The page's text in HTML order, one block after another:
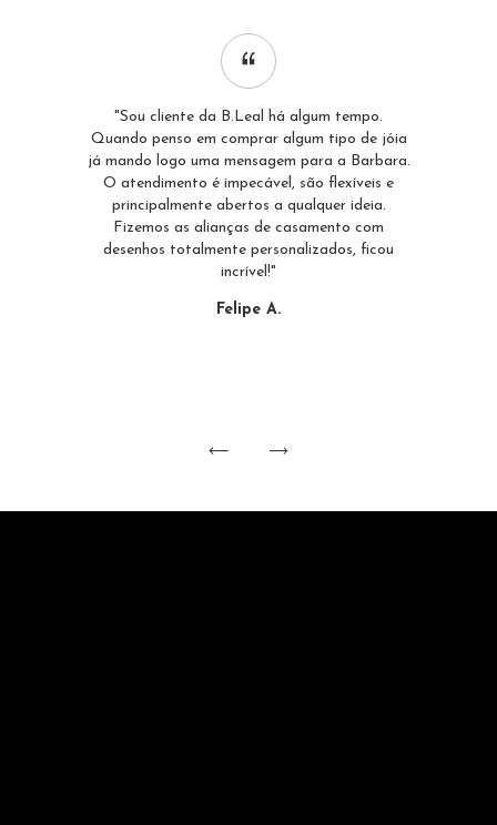
"Sou cliente da B.Leal há algum tempo.
Quando penso em comprar algum tipo de jóia
já mando logo uma mensagem para a Barbara.
O atendimento é impecável, são flexíveis e
principalmente abertos a qualquer ideia.
Fizemos as alianças de casamento com
desenhos totalmente personalizados, ficou
incrível!"
Felipe A.